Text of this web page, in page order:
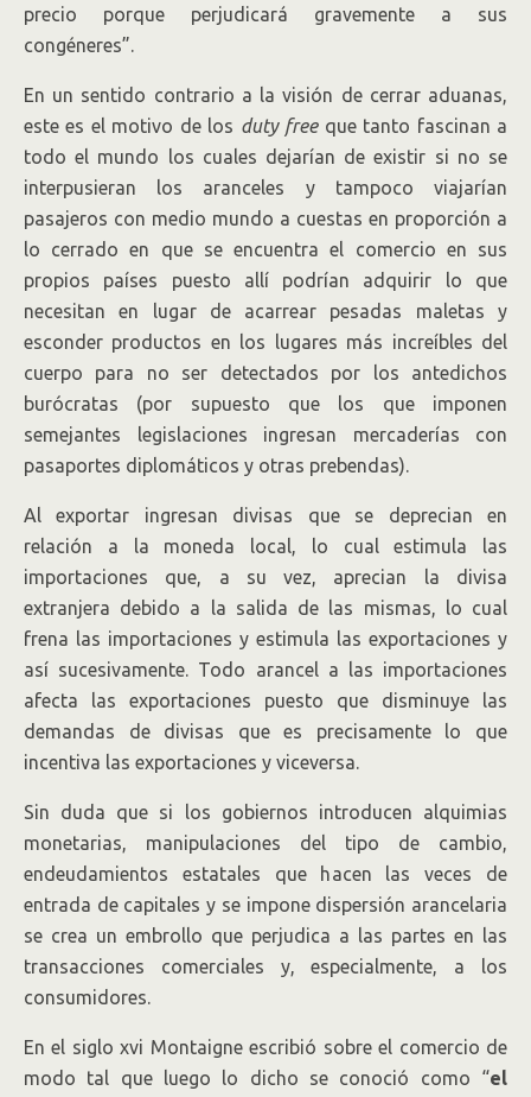
precio porque perjudicará gravemente a sus
congéneres”.
En un sentido contrario a la visión de cerrar aduanas,
este es el motivo de los duty free que tanto fascinan a
todo el mundo los cuales dejarían de existir si no se
interpusieran los aranceles y tampoco viajarían
pasajeros con medio mundo a cuestas en proporción a
lo cerrado en que se encuentra el comercio en sus
propios países puesto allí podrían adquirir lo que
necesitan en lugar de acarrear pesadas maletas y
esconder productos en los lugares más increíbles del
cuerpo para no ser detectados por los antedichos
burócratas (por supuesto que los que imponen
semejantes legislaciones ingresan mercaderías con
pasaportes diplomáticos y otras prebendas).
Al exportar ingresan divisas que se deprecian en
relación a la moneda local, lo cual estimula las
importaciones que, a su vez, aprecian la divisa
extranjera debido a la salida de las mismas, lo cual
frena las importaciones y estimula las exportaciones y
así sucesivamente. Todo arancel a las importaciones
afecta las exportaciones puesto que disminuye las
demandas de divisas que es precisamente lo que
incentiva las exportaciones y viceversa.
Sin duda que si los gobiernos introducen alquimias
monetarias, manipulaciones del tipo de cambio,
endeudamientos estatales que hacen las veces de
entrada de capitales y se impone dispersión arancelaria
se crea un embrollo que perjudica a las partes en las
transacciones comerciales y, especialmente, a los
consumidores.
En el siglo xvi Montaigne escribió sobre el comercio de
modo tal que luego lo dicho se conoció como “el